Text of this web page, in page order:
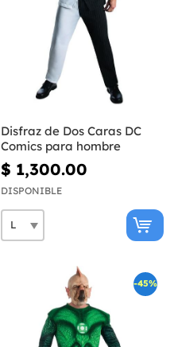
Disfraz de Dos Caras DC
Comics para hombre
$ 1,300.00
DISPONIBLE
-45%